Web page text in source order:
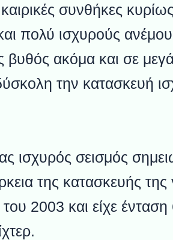
συνθήκες
πολύ ισχυρούς
ακόμα και σε
την κατασκευή
ισχυρός σεισμός
της κατασκευής
2003 και είχε